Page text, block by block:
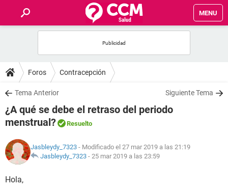
MENU
FOROS
SALUD
FAMILIA
NUTRICIÓN
Foros Contracepción
Tema Anterior Siguiente Tema
¿A qué se debe el retraso del periodo
menstrual?
Resuelto
Jasbleydy_7323 - Modificado el 27 mar 2019 a las 21:19
Jasbleydy_7323 - 25 mar 2019 a las 23:59
Hola,